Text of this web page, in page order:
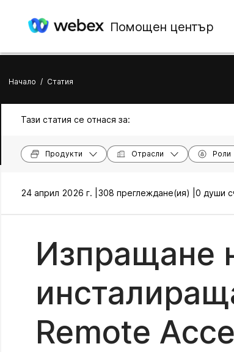
Помощен център
Начало / Статия
Тази статия се отнася за:
Продукти Отрасли Роли
24 април 2026 г. | 308 преглеждане(ия) | 0 души
Изпращане
Remote